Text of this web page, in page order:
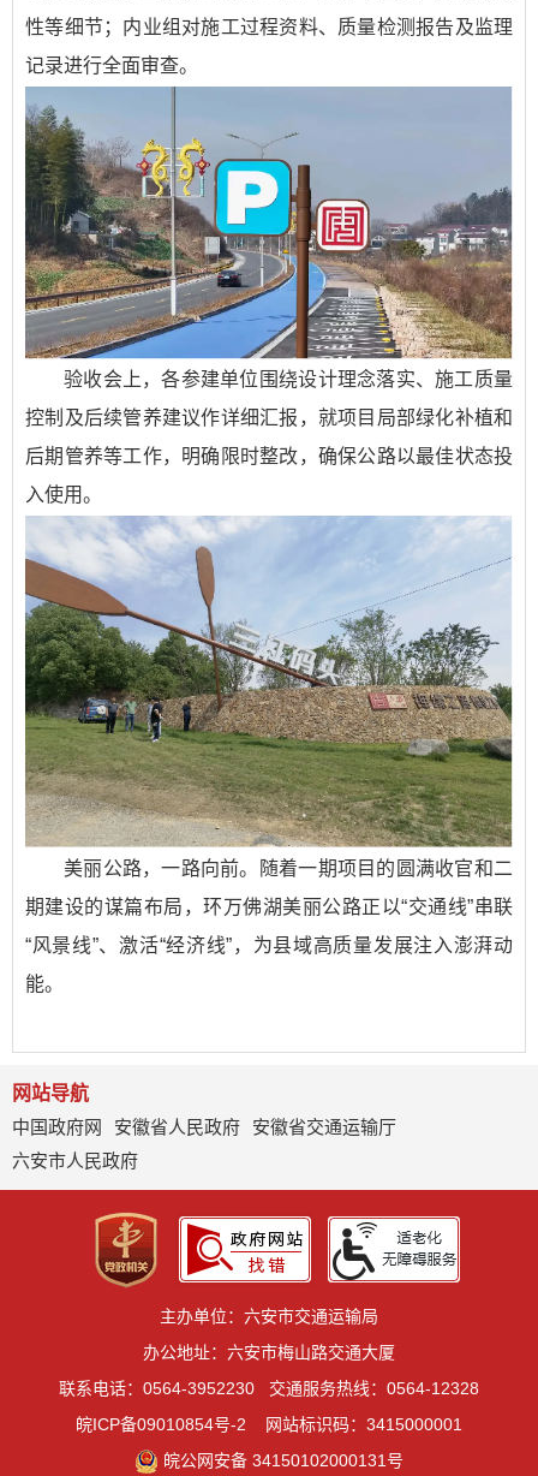
性等细节；内业组对施工过程资料、质量检测报告及监理
记录进行全面审查。
验收会上，各参建单位围绕设计理念落实、施工质量
控制及后续管养建议作详细汇报，就项目局部绿化补植和
后期管养等工作，明确限时整改，确保公路以最佳状态投
入使用。
美丽公路，一路向前。随着一期项目的圆满收官和二
期建设的谋篇布局，环万佛湖美丽公路正以“交通线”串联
“风景线”、激活“经济线”，为县域高质量发展注入澎湃动
能。
网站导航
中国政府网
安徽省人民政府
安徽省交通运输厅
六安市人民政府
主办单位：六安市交通运输局
办公地址：六安市梅山路交通大厦
联系电话：0564-3952230
交通服务热线：0564-12328
皖ICP备09010854号-2
网站标识码：3415000001
皖公网安备 34150102000131号